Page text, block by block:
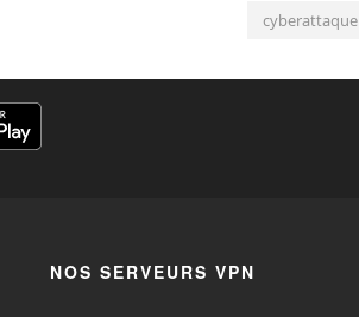
cyberattaque
NOS SERVEURS VPN